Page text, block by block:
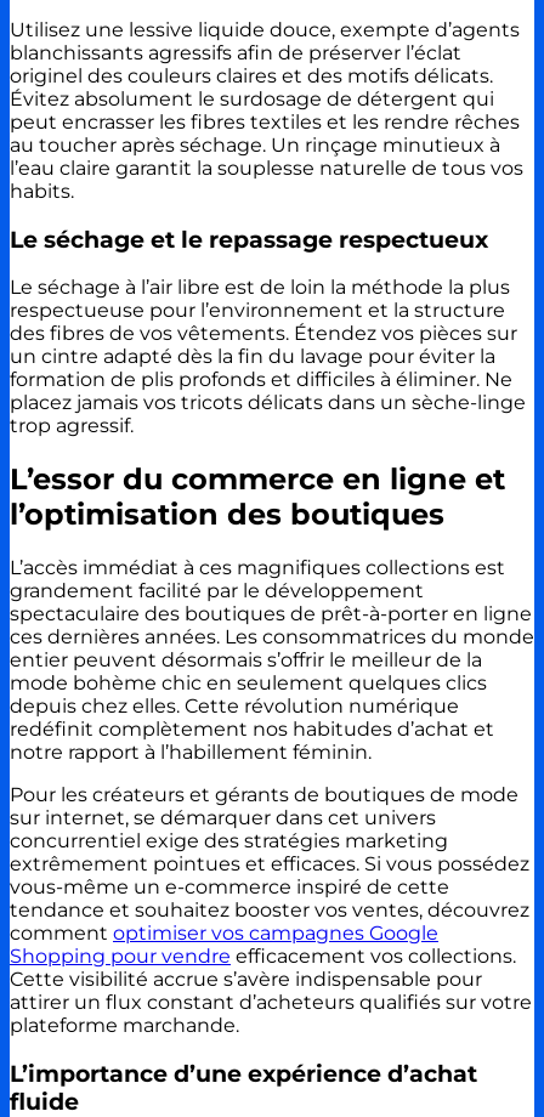
Utilisez une lessive liquide douce, exempte d’agents
blanchissants agressifs afin de préserver l’éclat
originel des couleurs claires et des motifs délicats.
Évitez absolument le surdosage de détergent qui
peut encrasser les fibres textiles et les rendre rêches
au toucher après séchage. Un rinçage minutieux à
l’eau claire garantit la souplesse naturelle de tous vos
habits.
Le séchage et le repassage respectueux
Le séchage à l’air libre est de loin la méthode la plus
respectueuse pour l’environnement et la structure
des fibres de vos vêtements. Étendez vos pièces sur
un cintre adapté dès la fin du lavage pour éviter la
formation de plis profonds et difficiles à éliminer. Ne
placez jamais vos tricots délicats dans un sèche-linge
trop agressif.
L’essor du commerce en ligne et
l’optimisation des boutiques
L’accès immédiat à ces magnifiques collections est
grandement facilité par le développement
spectaculaire des boutiques de prêt-à-porter en ligne
ces dernières années. Les consommatrices du monde
entier peuvent désormais s’offrir le meilleur de la
mode bohème chic en seulement quelques clics
depuis chez elles. Cette révolution numérique
redéfinit complètement nos habitudes d’achat et
notre rapport à l’habillement féminin.
Pour les créateurs et gérants de boutiques de mode
sur internet, se démarquer dans cet univers
concurrentiel exige des stratégies marketing
extrêmement pointues et efficaces. Si vous possédez
vous-même un e-commerce inspiré de cette
tendance et souhaitez booster vos ventes, découvrez
comment optimiser vos campagnes Google
Shopping pour vendre efficacement vos collections.
Cette visibilité accrue s’avère indispensable pour
attirer un flux constant d’acheteurs qualifiés sur votre
plateforme marchande.
L’importance d’une expérience d’achat
fluide